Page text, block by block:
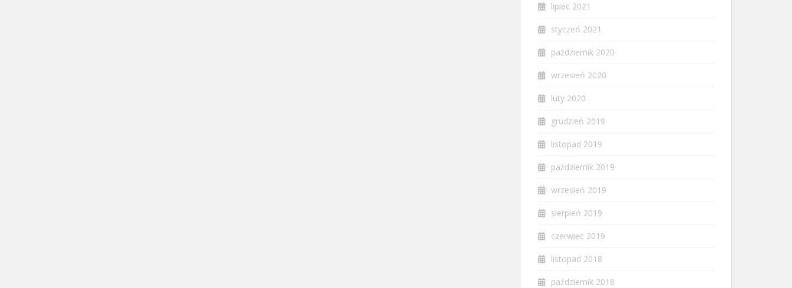
lipiec 2021
styczeń 2021
październik 2020
wrzesień 2020
luty 2020
grudzień 2019
listopad 2019
październik 2019
wrzesień 2019
sierpień 2019
czerwiec 2019
listopad 2018
październik 2018